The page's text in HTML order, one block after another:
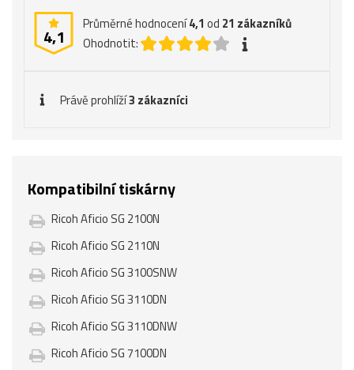
4,1
Průměrné hodnocení4,1 od 21 zákazníků
Ohodnotit:
Právě prohlíží3 zákazníci
Kompatibilní tiskárny
Ricoh Aficio SG 2100N
Ricoh Aficio SG 2110N
Ricoh Aficio SG 3100SNW
Ricoh Aficio SG 3110DN
Ricoh Aficio SG 3110DNW
Ricoh Aficio SG 7100DN